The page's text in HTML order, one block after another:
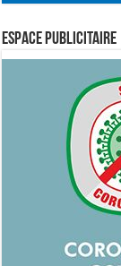
ESPACE PUBLICITAIRE